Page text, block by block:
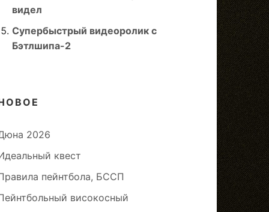
видел
Супербыстрый видеоролик с
Бэтлшипа-2
2026
квест
пейнтбола, БССП
високосный